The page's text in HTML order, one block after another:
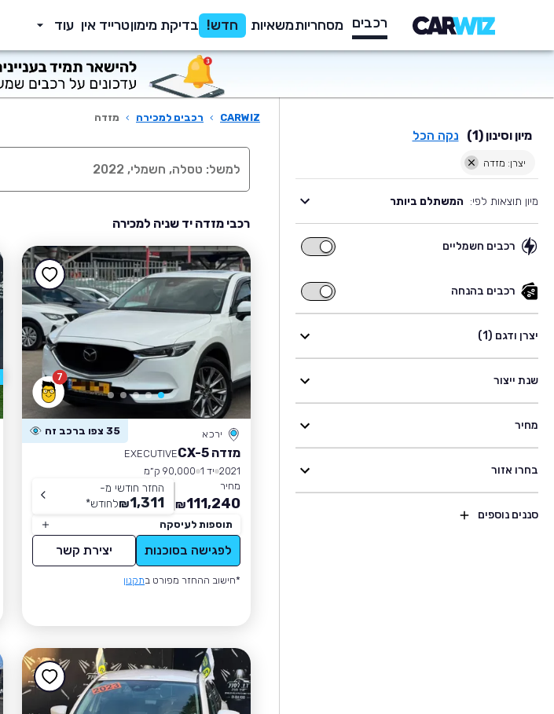
רכבים מסחריותמשאיות חדש! בדיקת מימוןטרייד אין עוד
מיון וסינון (1) נקה הכל
יצרן: מזדה
מיון תוצאות לפי: המשתלם ביותר
רכבים חשמליים
רכבים
רכבים בהנחה
רכבים
בהנחה
יצרן ודגם (1)
שנת ייצור
מחיר
בחרו אזור
סננים נוספים
CARWIZ
› רכבים למכירה › מזדה
רכבי מזדה יד שניה למכירה
7
ירכא 35 צפו ברכב זה
מזדה CX-5
EXECUTIVE
2021 יד 1
90,000 ק״מ
מחיר
111,240
₪
החזר חודשי מ-
1,311
₪לחודש*
תוספות לעיסקה
לפגישה בסוכנות יצירת קשר
*חישוב ההחזר מפורט בתקנון